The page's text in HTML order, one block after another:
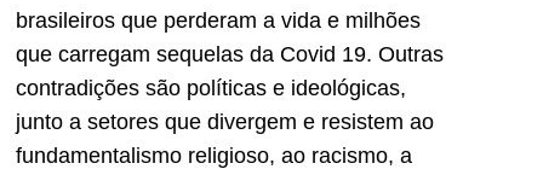
brasileiros que perderam a vida e milhões
que carregam sequelas da Covid 19. Outras
contradições são políticas e ideológicas,
junto a setores que divergem e resistem ao
fundamentalismo religioso, ao racismo, a